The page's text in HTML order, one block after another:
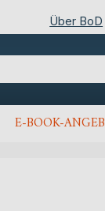
Über BoD
E-BOOK-